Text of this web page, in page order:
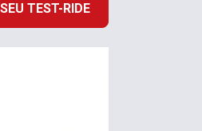
TEST-RIDE